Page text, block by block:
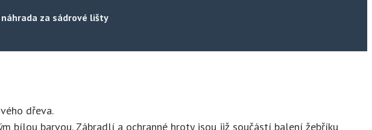
za sádrové lišty
dřeva.
bílou barvou. Zábradlí a ochranné hroty jsou již součástí balení žebříku